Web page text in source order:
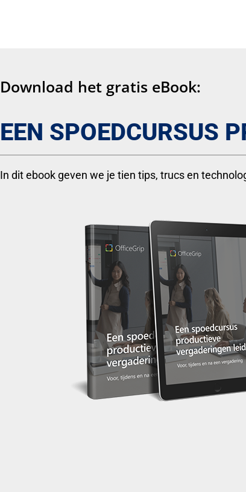
Download het gratis eBook:
EEN SPOEDCURSUS
In dit ebook geven we je tien tips, trucs en